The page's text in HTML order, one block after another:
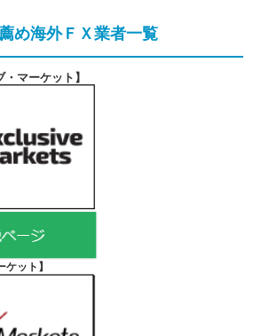
め海外ＦＸ業者一覧
・マーケット 】
ケット 】